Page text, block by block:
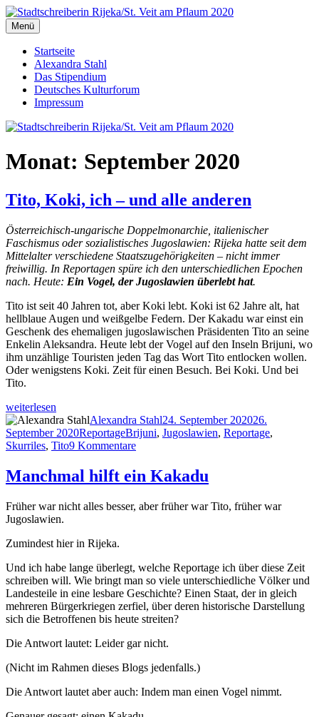
Zum
Inhalt
springen
Stadtschreiberin Rijeka/St. Veit am Pflaum 2020
Die Journalistin Alexandra Stahl berichtet aus der Europäischen
Kulturhauptstadt 2020
Menü
Startseite
Alexandra Stahl
Das Stipendium
Deutsches Kulturforum
Impressum
Monat: September 2020
Tito, Koki, ich – und alle anderen
Österreichisch-ungarische Doppelmonarchie, italienischer
Faschismus oder sozialistisches Jugoslawien: Rijeka hatte seit dem
Mittelalter verschiedene Staatszugehörigkeiten – nicht immer
freiwillig. In Reportagen spüre ich den unterschiedlichen Epochen
nach. Heute: Ein Vogel, der Jugoslawien überlebt hat.
Tito ist seit 40 Jahren tot, aber Koki lebt. Koki ist 62 Jahre alt, hat
hellblaue Augen und weißgelbe Federn. Der Kakadu war einst ein
Geschenk des ehemaligen jugoslawischen Präsidenten Tito an seine
Enkelin Aleksandra. Heute lebt der Vogel auf den Inseln Brijuni, wo
ihm unzählige Touristen jeden Tag das Wort Tito entlocken wollen.
Oder wenigstens Koki. Zeit für einen Besuch. Bei Koki. Und bei
Tito.
„Tito,
Koki,
ich
–
alle
anderen“
weiterlesen
Autor
Alexandra StahlVeröffentlicht
am
24. September 202026.
September 2020Kategorien
ReportageSchlagwörter
Brijuni, Jugoslawien, Reportage,
Skurriles, Tito9 Kommentarezu
Koki,
ich
und
Manchmal hilft ein Kakadu
Früher war nicht alles besser, aber früher war Tito, früher war
Jugoslawien.
Zumindest hier in Rijeka.
Und ich habe lange überlegt, welche Reportage ich über diese Zeit
schreiben will. Wie bringt man so viele unterschiedliche Völker und
Landesteile in eine lesbare Geschichte? Einen Staat, der in gleich
mehreren Bürgerkriegen zerfiel, über deren historische Darstellung
sich die Betroffenen bis heute streiten?
Die Antwort lautet: Leider gar nicht.
(Nicht im Rahmen dieses Blogs jedenfalls.)
Die Antwort lautet aber auch: Indem man einen Vogel nimmt.